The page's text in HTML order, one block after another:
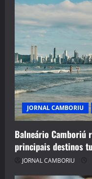
JORNAL CAMBORIU
Balneário Camboriú
principais destinos
JORNAL CAMBORIU